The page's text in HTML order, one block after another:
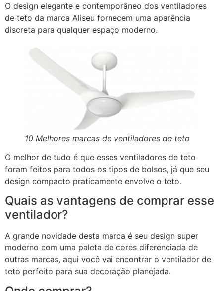
O design elegante e contemporâneo dos ventiladores
de teto da marca Aliseu fornecem uma aparência
discreta para qualquer espaço moderno.
10 Melhores marcas de ventiladores de teto
O melhor de tudo é que esses ventiladores de teto
foram feitos para todos os tipos de bolsos, já que seu
design compacto praticamente envolve o teto.
Quais as vantagens de comprar esse
ventilador?
A grande novidade desta marca é seu design super
moderno com uma paleta de cores diferenciada de
outras marcas, aqui você vai encontrar o ventilador de
teto perfeito para sua decoração planejada.